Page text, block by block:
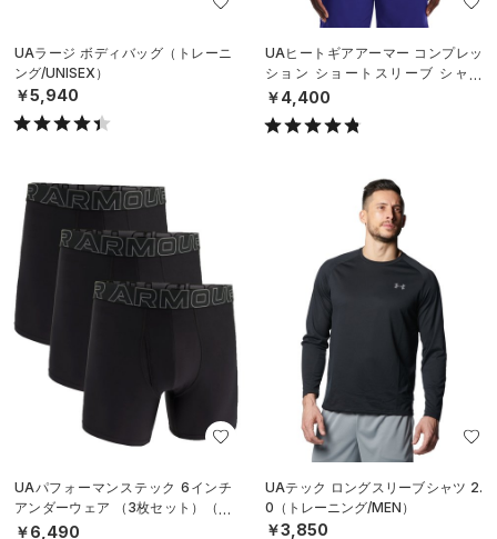
UAラージ ボディバッグ（トレーニ
ング/UNISEX）
￥5,940
UAヒートギアアーマー コンプレッ
ション ショートスリーブ シャツ
（トレーニング/MEN）
￥4,400
UAパフォーマンステック 6インチ
アンダーウェア （3枚セット）（ト
レーニング/MEN）
￥6,490
UAテック ロングスリーブシャツ 2.
0（トレーニング/MEN）
￥3,850